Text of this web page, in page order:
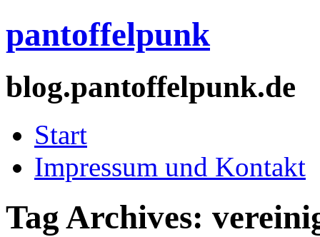
pantoffelpunk
blog.pantoffelpunk.de
Start
Impressum und Kontakt
Tag Archives: